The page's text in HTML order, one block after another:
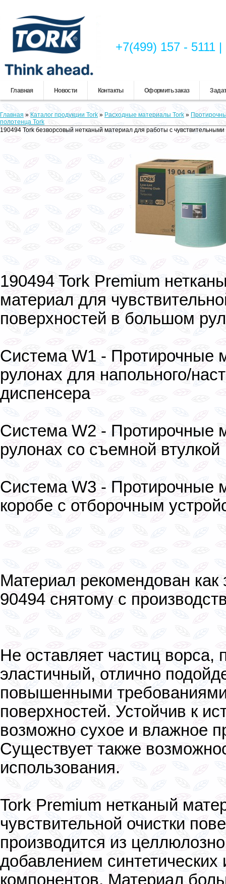
+7(499) 157 -
Главная Новости Контакты Оформить заказ
Главная » Каталог продукции Tork » Расходные материалы Tork »
полотенца Tork
190494 Tork безворсовый нетканый материал для работы с
190494 Tork Premium
материал для
поверхностей в большом
Система W1 - Протирочные
рулонах для напольного/
диспенсера
Система W2 - Протирочные
рулонах со съемной втулкой
Система W3 - Протирочные
коробе с отборочным
Материал рекомендован как
90494 снятому с
Не оставляет частиц ворса,
эластичный, отлично
повышенными требованиями
поверхностей. Устойчив к
возможно сухое и влажное
Существует также
использования.
Tork Premium нетканый
чувствительной очистки
производится из
добавлением синтетических
компонентов. Материал